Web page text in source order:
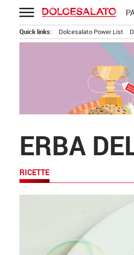
Passa
al
contenuto
Quick links: Dolcesalato Power List
ERBA
RICETTE